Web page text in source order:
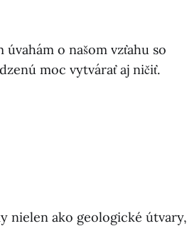
o našom vzťahu so
moc vytvárať aj ničiť.
nielen ako geologické útvary,